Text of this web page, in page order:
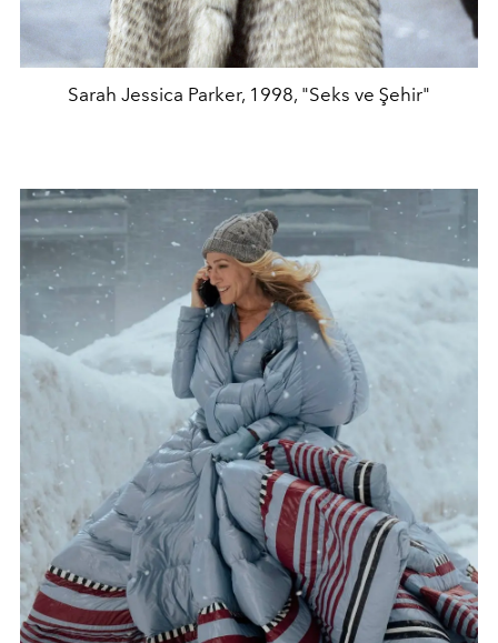
Sarah Jessica Parker, 1998, "Seks ve Şehir"